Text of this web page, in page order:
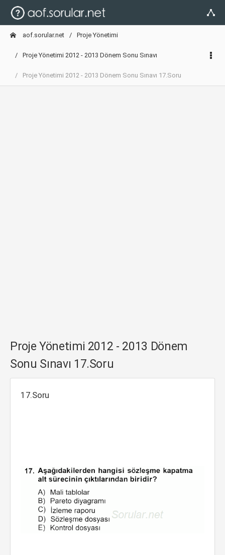
aof.sorular.net Proje Yönetimi
Proje Yönetimi 2012 - 2013 Dönem Sonu Sınavı
Proje Yönetimi 2012 - 2013 Dönem Sonu Sınavı 17.Soru
Proje Yönetimi 2012 - 2013 Dönem
Sonu Sınavı 17.Soru
17.Soru